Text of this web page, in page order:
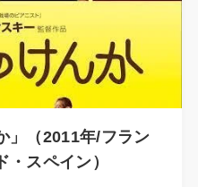
」（2011年/フラン
スペイン）